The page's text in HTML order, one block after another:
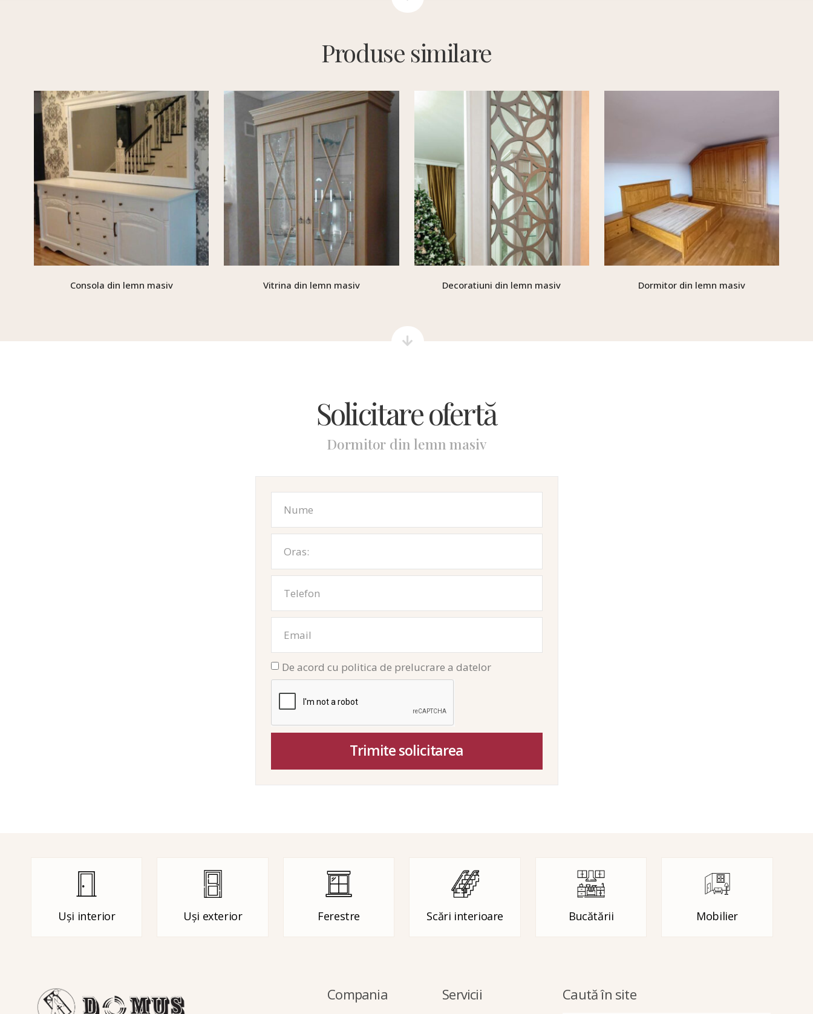
Produse similare
Consola din lemn masiv Vitrina din lemn masiv Decoratiuni din lemn masiv Dormitor din lemn masiv
Solicitare ofertă
Dormitor din lemn masiv
De acord cu politica de prelucrare a datelor
Trimite solicitarea
Uși interior Uși exterior Ferestre Scări interioare Bucătării Mobilier
Compania Servicii Caută în site